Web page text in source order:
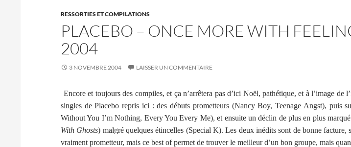
RESSORTIES ET COMPILATIONS
PLACEBO – ONCE MORE WITH
2004
3 NOVEMBRE 2004 LAISSER UN COMMENTAIRE
Encore et toujours des compiles, et ça n’arrêtera pas d’ici Noël, pathétique, et à l’image
singles de Placebo repris ici : des débuts prometteurs (Nancy Boy, Teenage Angst), puis
Without You I’m Nothing, Every You Every Me), et ensuite un déclin de plus en plus
With Ghosts) malgré quelques étincelles (Special K). Les deux inédits sont de bonne facture,
vraiment prometteur, mais ce best of permet de trouver le meilleur d’un bon groupe, mais